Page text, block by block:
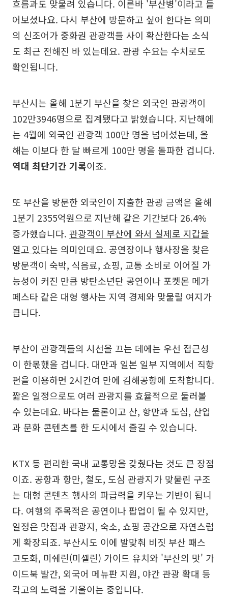
흐름과도 맞물려 있습니다. 이른바 '부산병'이라고 들
어보셨나요. 다시 부산에 방문하고 싶어 한다는 의미
의 신조어가 중화권 관광객들 사이 확산한다는 소식
도 최근 전해진 바 있는데요. 관광 수요는 수치로도
확인됩니다.
부산시는 올해 1분기 부산을 찾은 외국인 관광객이
102만3946명으로 집계됐다고 밝혔습니다. 지난해에
는 4월에 외국인 관광객 100만 명을 넘어섰는데, 올
해는 이보다 한 달 빠르게 100만 명을 돌파한 겁니다.
역대 최단기간 기록이죠.
또 부산을 방문한 외국인이 지출한 관광 금액은 올해
1분기 2355억원으로 지난해 같은 기간보다 26.4%
증가했습니다. 관광객이 부산에 와서 실제로 지갑을
열고 있다는 의미인데요. 공연장이나 행사장을 찾은
방문객이 숙박, 식음료, 쇼핑, 교통 소비로 이어질 가
능성이 커진 만큼 방탄소년단 공연이나 포켓몬 메가
페스타 같은 대형 행사는 지역 경제와 맞물릴 여지가
큽니다.
부산이 관광객들의 시선을 끄는 데에는 우선 접근성
이 한몫했을 겁니다. 대만과 일본 일부 지역에서 직항
편을 이용하면 2시간여 만에 김해공항에 도착합니다.
짧은 일정으로도 여러 관광지를 효율적으로 둘러볼
수 있는데요. 바다는 물론이고 산, 항만과 도심, 산업
과 문화 콘텐츠를 한 도시에서 즐길 수 있습니다.
KTX 등 편리한 국내 교통망을 갖췄다는 것도 큰 장점
이죠. 공항과 항만, 철도, 도심 관광지가 맞물린 구조
는 대형 콘텐츠 행사의 파급력을 키우는 기반이 됩니
다. 여행의 주목적은 공연이나 팝업이 될 수 있지만,
일정은 맛집과 관광지, 숙소, 쇼핑 공간으로 자연스럽
게 확장되죠. 부산시도 이에 발맞춰 비짓 부산 패스
고도화, 미쉐린(미셸린) 가이드 유치와 '부산의 맛' 가
이드북 발간, 외국어 메뉴판 지원, 야간 관광 확대 등
각고의 노력을 기울이는 중입니다.